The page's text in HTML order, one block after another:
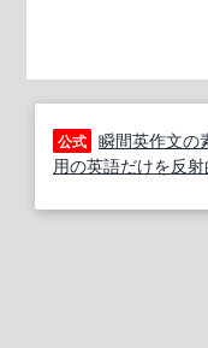
公式 瞬間英作文の
用の英語だけを反